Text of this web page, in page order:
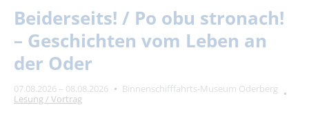
Beiderseits! / Po obu stronach!
– Geschichten vom Leben an
der Oder
07.08.2026 – 08.08.2026
Binnenschifffahrts-Museum Oderberg
Lesung / Vortrag